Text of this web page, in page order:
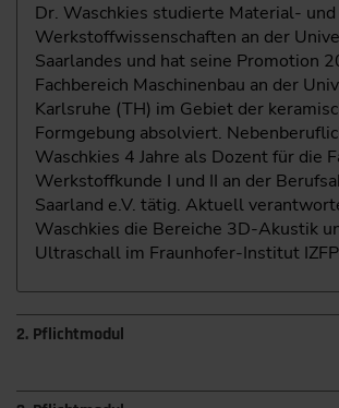
Dr. Waschkies studierte Material- und
Werkstoffwissenschaften an der
Saarlandes und hat seine Promotion
Fachbereich Maschinenbau an der
Karlsruhe (TH) im Gebiet der
Formgebung absolviert.
Waschkies 4 Jahre als Dozent für die
Werkstoffkunde I und II an der
Saarland e.V. tätig. Aktuell
Waschkies die Bereiche 3D-Akustik
Ultraschall im Fraunhofer-Institut
2. Pflichtmodul
Modul 2: Optimierung mit Verfahren